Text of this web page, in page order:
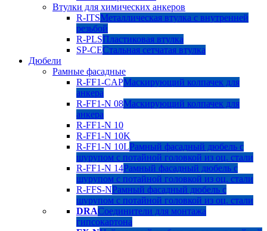
Втулки для химических анкеров
R-ITSМеталлическая втулка с внутренней
резьбой
R-PLSПластиковая втулка
SP-CEСтальная сетчатая втулка
Дюбели
Рамные фасадные
R-FF1-CAPМаскирующий колпачек для
анкера
R-FF1-N 08Маскирующий колпачек для
анкера
R-FF1-N 10
R-FF1-N 10K
R-FF1-N 10LРамный фасадный дюбель с
шурупом с потайной головкой из оц. стали
R-FF1-N 14Рамный фасадный дюбель с
шурупом с потайной головкой из оц. стали
R-FFS-NРамный фасадный дюбель с
шурупом с потайной головкой из оц. стали
DRAСоединители для монтажа
гипсокартона